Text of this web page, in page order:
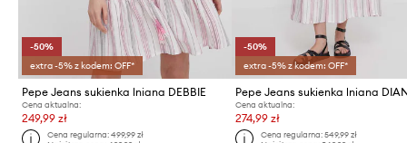
-50%
extra -5% z kodem: OFF*
Pepe Jeans sukienka lniana DEBBIE
Cena aktualna:
249,99 zł
Cena regularna:499,99 zł
-50%
extra -5% z kodem: OFF*
Pepe Jeans sukienka lniana
Cena aktualna:
274,99 zł
Cena regularna: 549,99 zł